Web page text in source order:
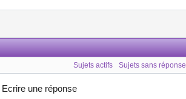
Sujets actifs Sujets sans réponse
Ecrire une réponse